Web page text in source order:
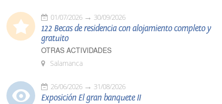
01/07/2026 30/09/2026
122 Becas de residencia con alojamiento completo y
gratuito
OTRAS ACTIVIDADES
Salamanca
26/06/2026 31/08/2026
Exposición El gran banquete II